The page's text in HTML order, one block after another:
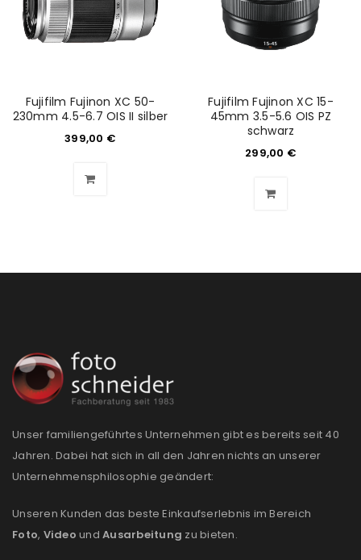
ANMELDEN
Anmeldeformular geschützt durch
ANMELDEN
PASSWORT VERGESSEN?
REGISTRIEREN
Fujifilm Fujinon XC 50-
230mm 4.5-6.7 OIS II silber
399,00 €
Fujifilm Fujinon XC 15-
45mm 3.5-5.6 OIS PZ
schwarz
299,00 €
Unser familiengeführtes Unternehmen gibt es bereits seit 40
Jahren. Dabei hat sich in all den Jahren nichts an unserer
Unternehmensphilosophie geändert:
Unseren Kunden das beste Einkaufserlebnis im Bereich
Foto, Video und Ausarbeitung zu bieten.